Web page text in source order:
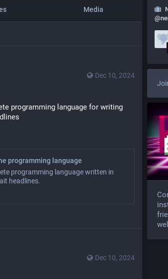
Media
Dec 10, 2024
programming language for writing
programming language
programming language written in
headlines.
Dec 10, 2024
@